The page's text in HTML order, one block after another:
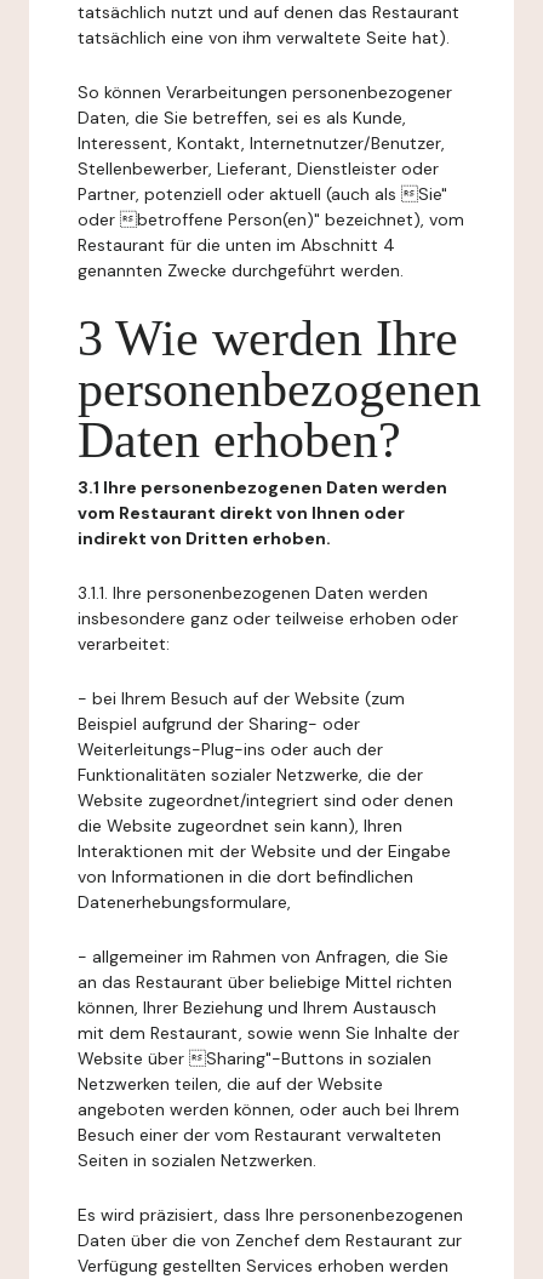
tatsächlich nutzt und auf denen das Restaurant
tatsächlich eine von ihm verwaltete Seite hat).
So können Verarbeitungen personenbezogener
Daten, die Sie betreffen, sei es als Kunde,
Interessent, Kontakt, Internetnutzer/Benutzer,
Stellenbewerber, Lieferant, Dienstleister oder
Partner, potenziell oder aktuell (auch als Sie"
oder betroffene Person(en)" bezeichnet), vom
Restaurant für die unten im Abschnitt 4
genannten Zwecke durchgeführt werden.
3 Wie werden Ihre
personenbezogenen
Daten erhoben?
3.1 Ihre personenbezogenen Daten werden
vom Restaurant direkt von Ihnen oder
indirekt von Dritten erhoben.
3.1.1. Ihre personenbezogenen Daten werden
insbesondere ganz oder teilweise erhoben oder
verarbeitet:
- bei Ihrem Besuch auf der Website (zum
Beispiel aufgrund der Sharing- oder
Weiterleitungs-Plug-ins oder auch der
Funktionalitäten sozialer Netzwerke, die der
Website zugeordnet/integriert sind oder denen
die Website zugeordnet sein kann), Ihren
Interaktionen mit der Website und der Eingabe
von Informationen in die dort befindlichen
Datenerhebungsformulare,
- allgemeiner im Rahmen von Anfragen, die Sie
an das Restaurant über beliebige Mittel richten
können, Ihrer Beziehung und Ihrem Austausch
mit dem Restaurant, sowie wenn Sie Inhalte der
Website über Sharing"-Buttons in sozialen
Netzwerken teilen, die auf der Website
angeboten werden können, oder auch bei Ihrem
Besuch einer der vom Restaurant verwalteten
Seiten in sozialen Netzwerken.
Es wird präzisiert, dass Ihre personenbezogenen
Daten über die von Zenchef dem Restaurant zur
Verfügung gestellten Services erhoben werden